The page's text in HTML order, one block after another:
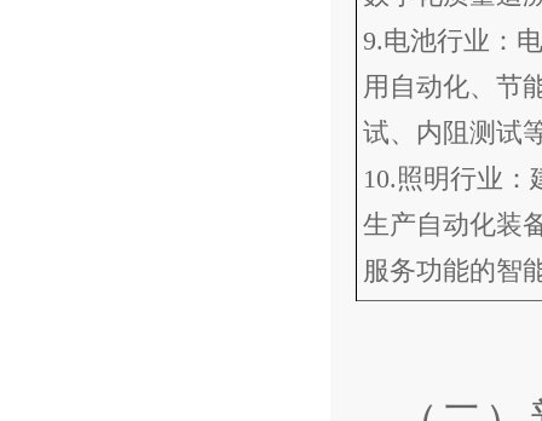
9.电池行业：
用自动化、节
试、内阻测试
10.照明行业
生产自动化装
服务功能的智